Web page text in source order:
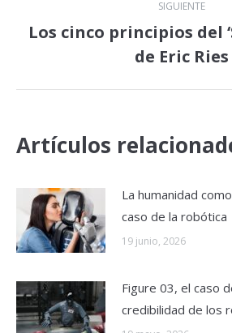
SIGUIENTE
siguiente:
Los cinco principios del
de Eric Ries
Artículos
La humanidad
caso de la robótica
19 junio, 2026
Figure 03, el caso
credibilidad de los